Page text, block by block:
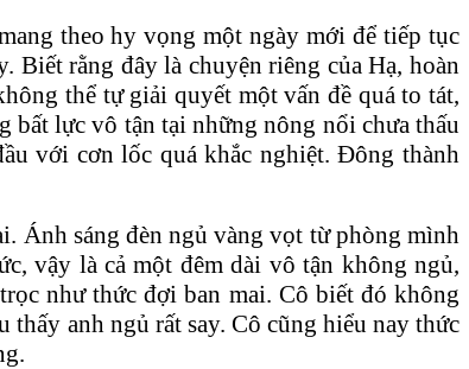
theo hy vọng một ngày mới để tiếp tục
rằng đây là chuyện riêng của Hạ, hoàn
thể tự giải quyết một vấn đề quá to tát,
bất lực vô tận tại những nông nổi chưa thấu
với cơn lốc quá khắc nghiệt. Đông thành
Ánh sáng đèn ngủ vàng vọt từ phòng mình
vậy là cả một đêm dài vô tận không ngủ,
như thức đợi ban mai. Cô biết đó không
anh ngủ rất say. Cô cũng hiểu nay thức